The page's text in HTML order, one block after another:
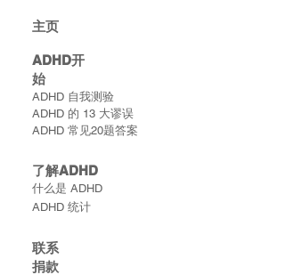
主​页
ADHD​开
始
ADHD 自我测验
ADHD 的 13 大谬误
ADHD 常见20题答案
了解ADHD
什么是 ADHD
ADHD 统计
联​系
捐款